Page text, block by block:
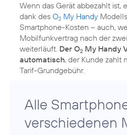
Wenn das Gerät abbezahlt ist,
dank des O2 My Handy
Smartphone-Kosten – auch,
Mobilfunkvertrag nach der
weiterläuft. Der O2 My Handy
automatisch, der Kunde zahlt
Alle
verschiedenen